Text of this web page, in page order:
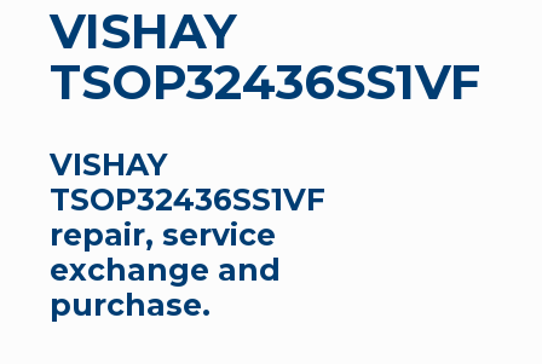
VISHAY
TSOP32436SS1VF
VISHAY
TSOP32436SS1VF
repair, service
exchange and
purchase.